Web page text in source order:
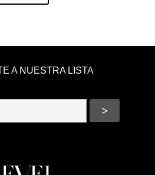
A NUESTRA LISTA